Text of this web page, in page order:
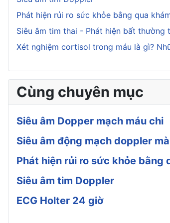
Phát hiện rủi ro sức khỏe bằng qua
Siêu âm tim thai - Phát hiện bất thường
Xét nghiệm cortisol trong máu là gì?
Cùng chuyên mục
Siêu âm Dopper mạch máu chi
Siêu âm động mạch doppler
Phát hiện rủi ro sức khỏe bằng
Siêu âm tim Doppler
ECG Holter 24 giờ